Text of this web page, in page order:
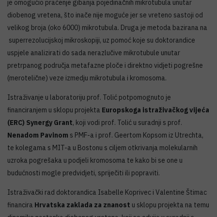
je omogućio praćenje gibanja pojedinačnih mikrotubula unutar
diobenog vretena, što inače nije moguće jer se vreteno sastoji od
velikog broja (oko 6000) mikrotubula. Druga je metoda bazirana na
superrezolucijskoj mikroskopiji, uz pomoć koje su doktorandice
uspjele analizirati do sada nerazlučive mikrotubule unutar
pretrpanog područja metafazne ploče i direktno vidjeti pogrešne
(merotelične) veze izmedju mikrotubula i kromosoma.
Istraživanje u laboratoriju prof. Tolić potpomognuto je
financiranjem u sklopu projekta Europskoga istraživačkog vijeća
(ERC) Synergy Grant, koji vodi prof. Tolić u suradnji s prof.
Nenadom Pavinom s PMF-a i prof. Geertom Kopsom iz Utrechta,
te kolegama s MIT-a u Bostonu s ciljem otkrivanja molekularnih
uzroka pogrešaka u podjeli kromosoma te kako bi se one u
budućnosti mogle predvidjeti, spriječiti ili popraviti.
Istraživački rad doktorandica Isabelle Koprivec i Valentine Štimac
financira Hrvatska zaklada za znanost u sklopu projekta na temu